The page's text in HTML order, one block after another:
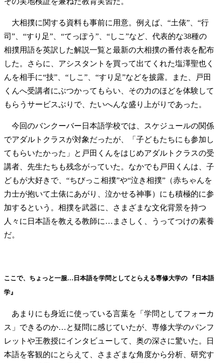
大相撲に関する資料も事前に用意。例えば、“土俵”、“行
司”、“すり足”、“てっぽう”、“しこ”など、代表的な38種の
相撲用語を英訳した解説一覧と最新の大相撲の番付表を配布
した。さらに、アシスタントを買って出てくれた塩澤聖也く
んを相手に“技”、“しこ”、“すり足”などを披露。また、戸田
くんへ受講者にぶつかってもらい、その力のほどを体験して
もらうサービスぶりで、たいへんな盛り上がりであった。
今回のバンクーバー日本語学校では、スケジュールの関係
でアダルトクラスが対象だったが、「子どもたちにも参加し
てもらいたかった」と戸田くんをはじめアダルトクラスの受
講者、先生たちも残念がっていた。なかでも戸田くんは、子
どもが大好きで、“ちびっこ相撲”や“泣き相撲”（赤ちゃんを
力士が抱いて土俵にあがり、泣かせる神事）にも積極的に参
加するという。相撲を武器に、さまざまな文化背景を持つ
人々に日本語を教える教師に…まさしく、うってつけの素養
だ。
ここで、ちょっと一服…日本語を学問としてとらえる専修大学の 『日本語
学』
あまりにも身近に使っている言葉を「学問としてフォーカ
ス」できるのか…と疑問に感じていたが、専修大学のパンフ
レットや王教授にインタビューして、奥の深さに驚いた。日
本語を客観的にとらえて、さまざまな角度から分析、研究す